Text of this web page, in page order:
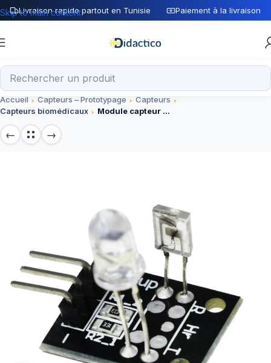
Livraison rapide partout en Tunisie Paiement à la livraison
Skip to main content
Accueil Capteurs – Prototypage
Capteurs
Capteurs biomédicaux
Module capteur de pulsations cardiaque au doigt KY-039